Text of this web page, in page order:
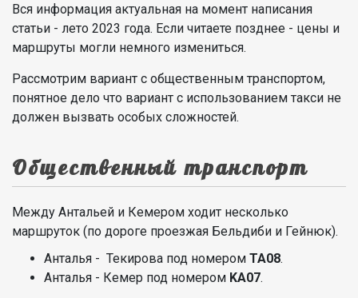
Вся информация актуальная на момент написания
статьи - лето 2023 года. Если читаете позднее - цены и
маршруты могли немного измениться.
Рассмотрим вариант с общественным транспортом,
понятное дело что вариант с использованием такси не
должен вызвать особых сложностей.
Общественный транспорт
Между Антальей и Кемером ходит несколько
маршруток (по дороге проезжая Бельдиби и Гейнюк).
Анталья - Текирова под номером ТА08.
Анталья - Кемер под номером KA07.